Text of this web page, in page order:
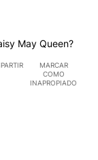
May Queen?
MARCAR
COMO
INAPROPIADO